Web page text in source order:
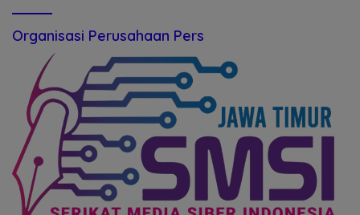
Organisasi Perusahaan Pers